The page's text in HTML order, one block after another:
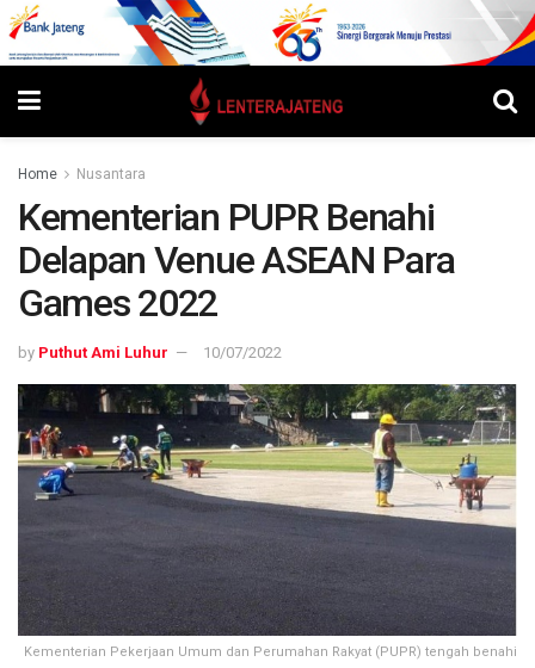
Home Nusantara
Kementerian PUPR Benahi
Delapan Venue ASEAN Para
Games 2022
by Puthut Ami Luhur 10/07/2022
Kementerian Pekerjaan Umum dan Perumahan Rakyat (PUPR) tengah benahi